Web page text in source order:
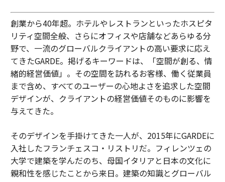
創業から40年超。ホテルやレストランといったホスピタ
リティ空間全般、さらにオフィスや店舗などあらゆる分
野で、一流のグローバルクライアントの高い要求に応え
てきたGARDE。掲げるキーワードは、「空間が創る、情
緒的経営価値」。その空間を訪れるお客様、働く従業員
まで含め、すべてのユーザーの心地よさを追求した空間
デザインが、クライアントの経営価値そのものに影響を
与えてきた。
そのデザインを手掛けてきた一人が、2015年にGARDEに
入社したフランチェスコ・リストリだ。フィレンツェの
大学で建築を学んだのち、母国イタリアと日本の文化に
親和性を感じたことから来日。建築の知識とグローバル